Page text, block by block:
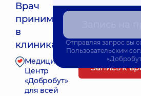
Врач
принимает
в
клиниках:
Медицинский
Центр
«Добробут»
для всей
Запись к
Отправляя запрос вы
Пользовательским